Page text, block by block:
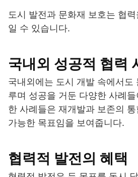
도시 발전과 문화재 보호는 협
일 수 있습니다.
국내외 성공적 협력
국내외에는 도시 개발 속에서도
루며 성공을 거둔 다양한 사례
한 사례들은 재개발과 보존의
가능한 목표임을 보여줍니다.
협력적 발전의 혜택